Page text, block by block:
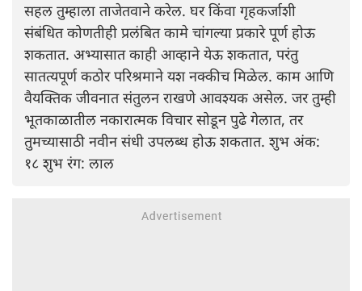
सहल तुम्हाला ताजेतवाने करेल. घर किंवा गृहकर्जाशी
संबंधित कोणतीही प्रलंबित कामे चांगल्या प्रकारे पूर्ण होऊ
शकतात. अभ्यासात काही आव्हाने येऊ शकतात, परंतु
सातत्यपूर्ण कठोर परिश्रमाने यश नक्कीच मिळेल. काम आणि
वैयक्तिक जीवनात संतुलन राखणे आवश्यक असेल. जर तुम्ही
भूतकाळातील नकारात्मक विचार सोडून पुढे गेलात, तर
तुमच्यासाठी नवीन संधी उपलब्ध होऊ शकतात. शुभ अंक:
१८ शुभ रंग: लाल